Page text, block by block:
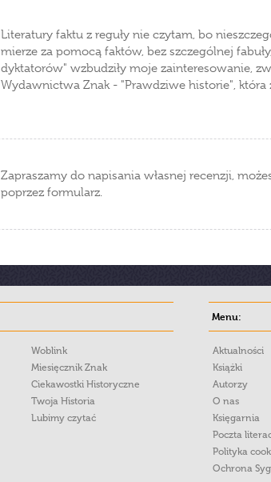
Literatury faktu z reguły nie czytam, bo
mierze za pomocą faktów, bez szczególnej
dyktatorów" wzbudziły moje zainteresowanie,
Wydawnictwa Znak - "Prawdziwe historie",
Zapraszamy do napisania własnej recenzji,
poprzez formularz.
Woblink
Miesięcznik Znak
Ciekawostki Historyczne
Twoja Historia
Lubimy czytać
Menu:
Aktualności
Książki
Autorzy
O nas
Księgarnia
Poczta
Polityka
Ochrona